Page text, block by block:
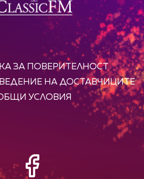
ЗА ПОВЕРИТЕЛНОСТ
НА ДОСТАВЧИЦИТЕ
УСЛОВИЯ